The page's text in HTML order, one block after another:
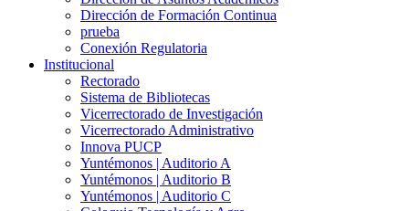
Dirección de Formación Continua
prueba
Conexión Regulatoria
Institucional
Rectorado
Sistema de Bibliotecas
Vicerrectorado de Investigación
Vicerrectorado Administrativo
Innova PUCP
Yuntémonos | Auditorio A
Yuntémonos | Auditorio B
Yuntémonos | Auditorio C